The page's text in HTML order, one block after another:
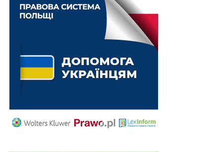
Схожі статті:
Облікову ставку НБУ залишено на рівні 15%
ПОВ'ЯЗАНІ ТЕМИ: НБУ
НЕ ПРОПУСТІТЬ